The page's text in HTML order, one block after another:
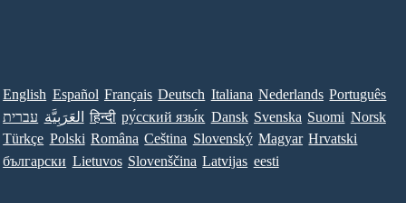
English Español Français Deutsch Italiana Nederlands Português
עברית العَرَبِيَّة हिन्दी ру́сский язы́к Dansk Svenska Suomi Norsk
Türkçe Polski Româna Ceština Slovenský Magyar Hrvatski
български Lietuvos Slovenščina Latvijas eesti